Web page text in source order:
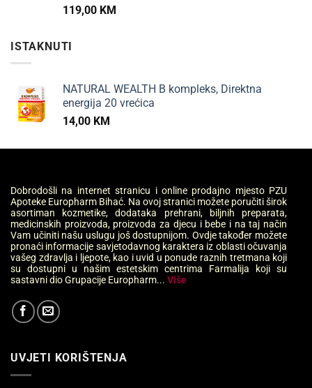
119,00 KM
ISTAKNUTI
NATURAL WEALTH B kompleks, Direktna
energija 20 vrećica
14,00 KM
Dobrodošli na internet stranicu i online prodajno mjesto PZU
Apoteke Europharm Bihać. Na ovoj stranici možete poručiti širok
asortiman kozmetike, dodataka prehrani, biljnih preparata,
medicinskih proizvoda, proizvoda za djecu i bebe i na taj način
Vam učiniti našu uslugu još dostupnijom. Ovdje također možete
pronaći informacije savjetodavnog karaktera iz oblasti očuvanja
vašeg zdravlja i ljepote, kao i uvid u ponude raznih tretmana koji
su dostupni u našim estetskim centrima Farmalija koji su
sastavni dio Grupacije Europharm... Više
UVJETI KORIŠTENJA